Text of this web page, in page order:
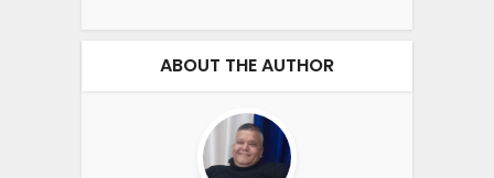
ABOUT THE AUTHOR